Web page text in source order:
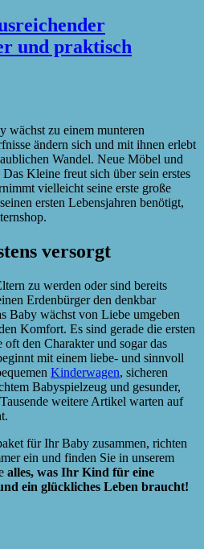
und praktisch
wächst zu einem munteren
ändern sich und mit ihnen erlebt
Wandel. Neue Möbel und
Kleine freut sich über sein erstes
vielleicht seine erste große
ersten Lebensjahren benötigt,
versorgt
zu werden oder sind bereits
Erdenbürger den denkbar
Baby wächst von Liebe umgeben
Komfort. Es sind gerade die ersten
den Charakter und sogar das
mit einem liebe- und sinnvoll
Kinderwagen, sicheren
Babyspielzeug und gesunder,
weitere Artikel warten auf
für Ihr Baby zusammen, richten
ein und finden Sie in unserem
alles, was Ihr Kind für eine
ein glückliches Leben braucht!